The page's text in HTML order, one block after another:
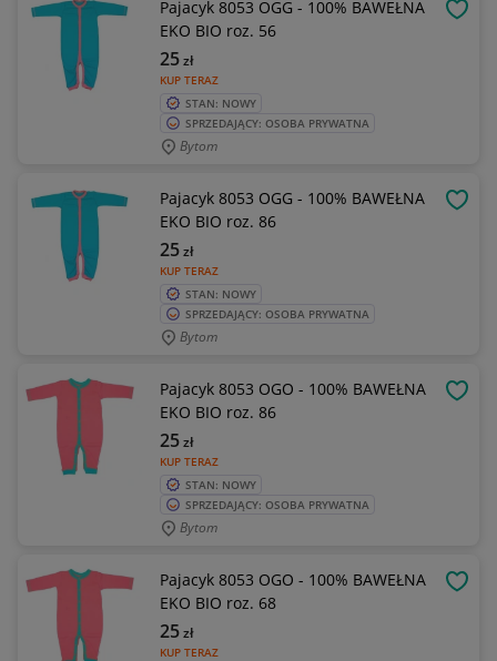
Pajacyk 8053 OGG - 100% BAWEŁNA
EKO BIO roz. 56
KUP TERAZ
25zł
STAN: NOWY
SPRZEDAJĄCY: OSOBA PRYWATNA
Bytom
Pajacyk 8053 OGG - 100% BAWEŁNA
EKO BIO roz. 86
KUP TERAZ
25zł
STAN: NOWY
SPRZEDAJĄCY: OSOBA PRYWATNA
Bytom
Pajacyk 8053 OGO - 100% BAWEŁNA
EKO BIO roz. 86
KUP TERAZ
25zł
STAN: NOWY
SPRZEDAJĄCY: OSOBA PRYWATNA
Bytom
Pajacyk 8053 OGO - 100% BAWEŁNA
EKO BIO roz. 68
KUP TERAZ
25zł